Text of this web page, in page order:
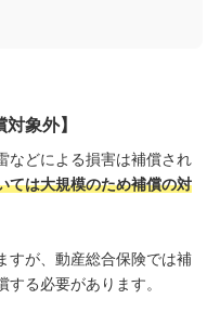
象外】
などによる損害は補償され
ては大規模のため補償の対
すが、動産総合保険では補
る必要があります。